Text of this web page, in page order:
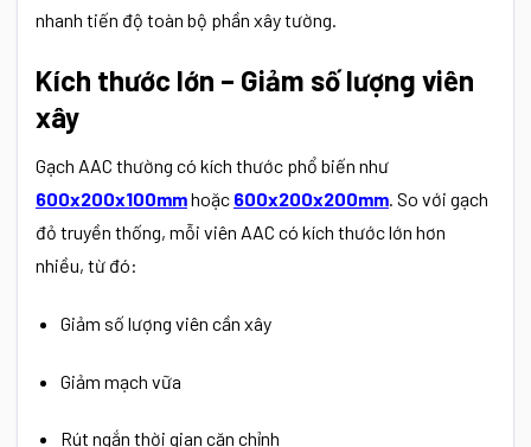
nhanh tiến độ toàn bộ phần xây tường.
Kích thước lớn – Giảm số lượng viên
xây
Gạch AAC thường có kích thước phổ biến như
600x200x100mmhoặc 600x200x200mm. So với gạch
đỏ truyền thống, mỗi viên AAC có kích thước lớn hơn
nhiều, từ đó:
Giảm số lượng viên cần xây
Giảm mạch vữa
Rút ngắn thời gian căn chỉnh